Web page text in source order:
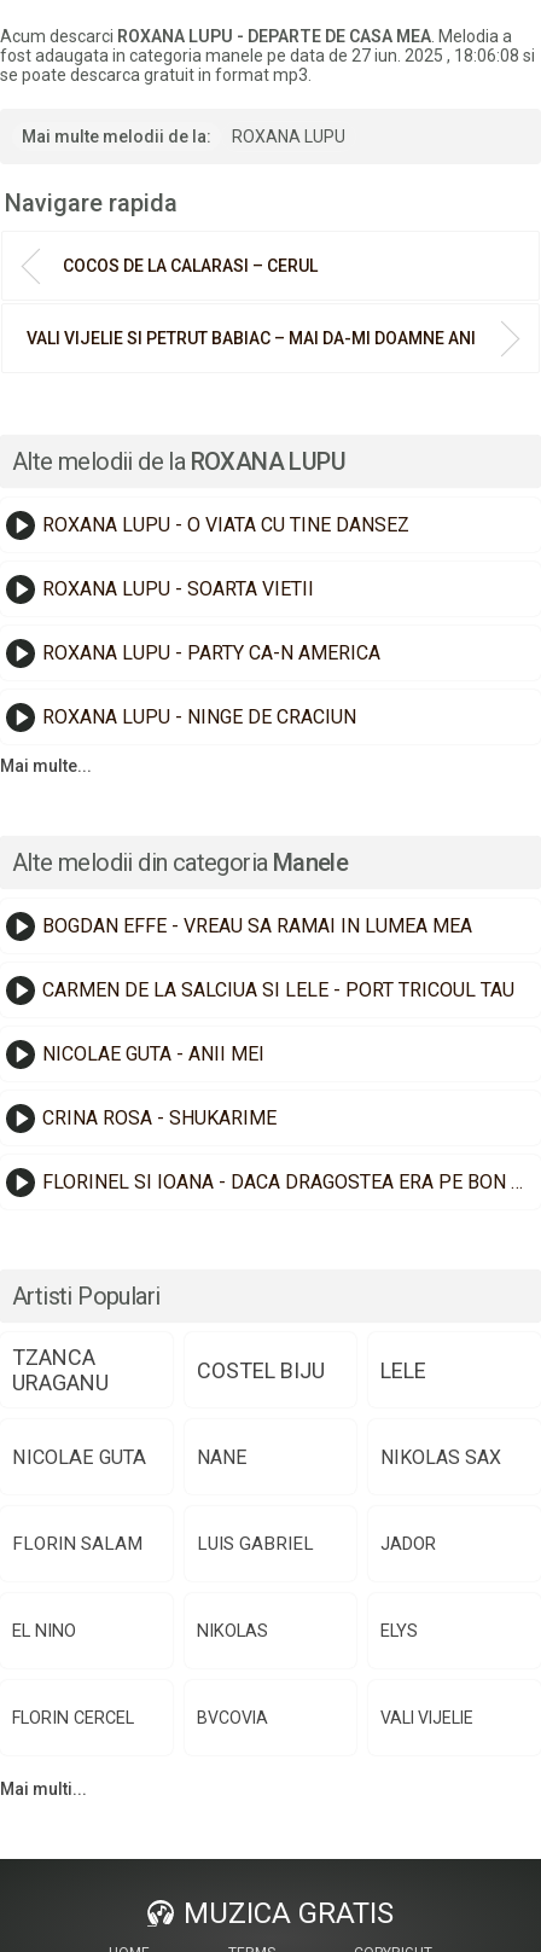
Acum descarci ROXANA LUPU - DEPARTE DE CASA MEA . Melodia a
fost adaugata in categoria manele pe data de 27 iun. 2025 , 18:06:08 si
se poate descarca gratuit in format mp3.
Mai multe melodii de la: ROXANA LUPU
Navigare rapida
COCOS DE LA CALARASI – CERUL
VALI VIJELIE SI PETRUT BABIAC – MAI DA-MI DOAMNE ANI
Alte melodii de la ROXANA LUPU
ROXANA LUPU - O VIATA CU TINE DANSEZ
ROXANA LUPU - SOARTA VIETII
ROXANA LUPU - PARTY CA-N AMERICA
ROXANA LUPU - NINGE DE CRACIUN
Mai multe...
Alte melodii din categoria Manele
BOGDAN EFFE - VREAU SA RAMAI IN LUMEA MEA
CARMEN DE LA SALCIUA SI LELE - PORT TRICOUL TAU
NICOLAE GUTA - ANII MEI
CRINA ROSA - SHUKARIME
FLORINEL SI IOANA - DACA DRAGOSTEA ERA PE BON FISCAL
Artisti Populari
TZANCA
URAGANU
COSTEL BIJU LELE
NICOLAE GUTA NANE NIKOLAS SAX
FLORIN SALAM LUIS GABRIEL JADOR
EL NINO NIKOLAS ELYS
FLORIN CERCEL BVCOVIA VALI VIJELIE
Mai multi...
MUZICA GRATIS